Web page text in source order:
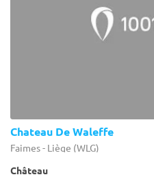
Chateau De Waleffe
Faimes - Liège (WLG)
Château